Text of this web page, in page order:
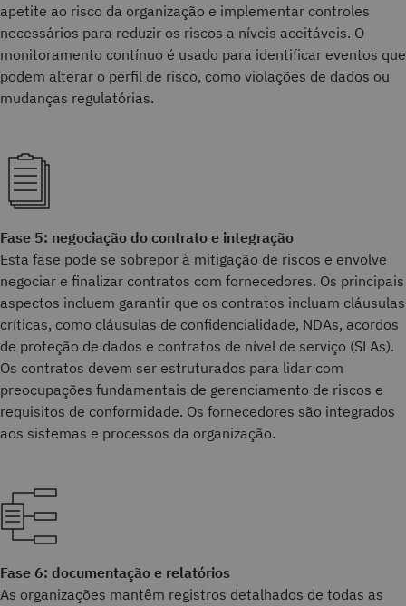
apetite ao risco da organização e implementar controles
necessários para reduzir os riscos a níveis aceitáveis. O
monitoramento contínuo é usado para identificar eventos que
podem alterar o perfil de risco, como violações de dados ou
mudanças regulatórias.
Fase 5: negociação do contrato e integração
Esta fase pode se sobrepor à mitigação de riscos e envolve
negociar e finalizar contratos com fornecedores. Os principais
aspectos incluem garantir que os contratos incluam cláusulas
críticas, como cláusulas de confidencialidade, NDAs, acordos
de proteção de dados e contratos de nível de serviço (SLAs).
Os contratos devem ser estruturados para lidar com
preocupações fundamentais de gerenciamento de riscos e
requisitos de conformidade. Os fornecedores são integrados
aos sistemas e processos da organização.
Fase 6: documentação e relatórios
As organizações mantêm registros detalhados de todas as